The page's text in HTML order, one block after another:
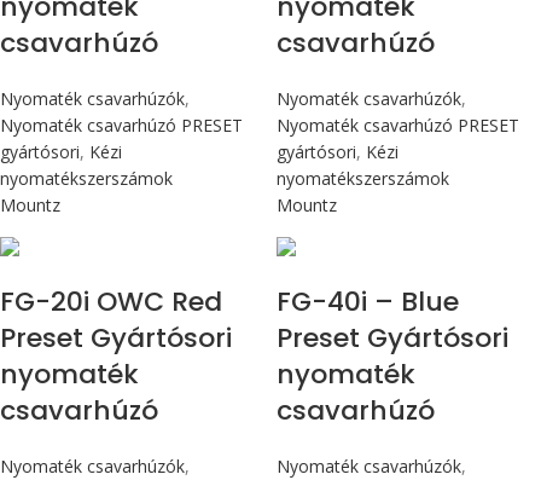
csavarhúzó
Nyomaték csavarhúzók,
Nyomaték csavarhúzó PRESET
gyártósori, Kézi
nyomatékszerszámok
Mountz
csavarhúzó
Nyomaték csavarhúzók,
Nyomaték csavarhúzó PRESET
gyártósori, Kézi
nyomatékszerszámok
Mountz
FG-20i OWC Red
Preset Gyártósori
nyomaték
csavarhúzó
Nyomaték csavarhúzók,
FG-40i – Blue
Preset Gyártósori
nyomaték
csavarhúzó
Nyomaték csavarhúzók,